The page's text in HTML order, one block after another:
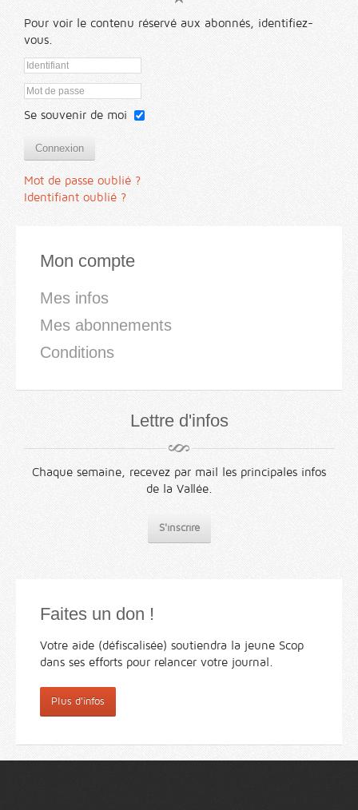
Pour voir le contenu réservé aux abonnés, identifiez-
vous.
Se souvenir de moi
Connexion
Mot de passe oublié ?
Identifiant oublié ?
Mon compte
Mes infos
Mes abonnements
Conditions
Lettre d'infos
Chaque semaine, recevez par mail les principales infos
de la Vallée.
S'inscrire
Faites un don !
Votre aide (défiscalisée) soutiendra la jeune Scop
dans ses efforts pour relancer votre journal.
Plus d'infos